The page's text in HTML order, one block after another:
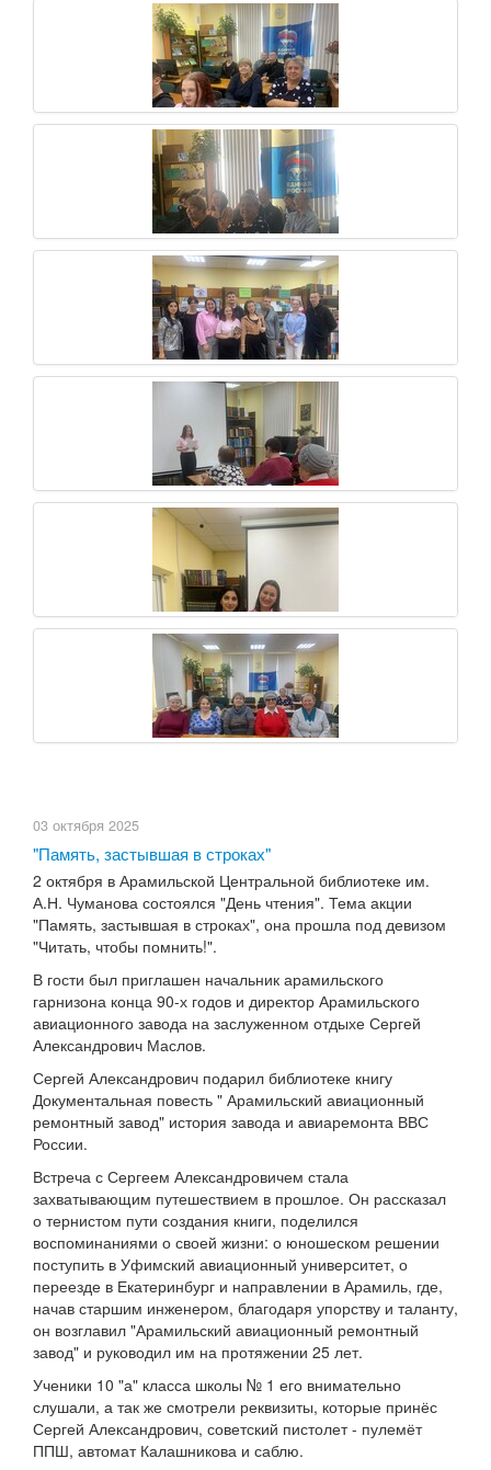
03 октября 2025
"Память, застывшая в строках"
2 октября в Арамильской Центральной библиотеке им.
А.Н. Чуманова состоялся "День чтения". Тема акции
"Память, застывшая в строках", она прошла под девизом
"Читать, чтобы помнить!".
В гости был приглашен начальник арамильского
гарнизона конца 90-х годов и директор Арамильского
авиационного завода на заслуженном отдыхе Сергей
Александрович Маслов.
Сергей Александрович подарил библиотеке книгу
Документальная повесть " Арамильский авиационный
ремонтный завод" история завода и авиаремонта ВВС
России.
Встреча с Сергеем Александровичем стала
захватывающим путешествием в прошлое. Он рассказал
о тернистом пути создания книги, поделился
воспоминаниями о своей жизни: о юношеском решении
поступить в Уфимский авиационный университет, о
переезде в Екатеринбург и направлении в Арамиль, где,
начав старшим инженером, благодаря упорству и таланту,
он возглавил "Арамильский авиационный ремонтный
завод" и руководил им на протяжении 25 лет.
Ученики 10 "а" класса школы № 1 его внимательно
слушали, а так же смотрели реквизиты, которые принёс
Сергей Александрович, советский пистолет - пулемёт
ППШ, автомат Калашникова и саблю.